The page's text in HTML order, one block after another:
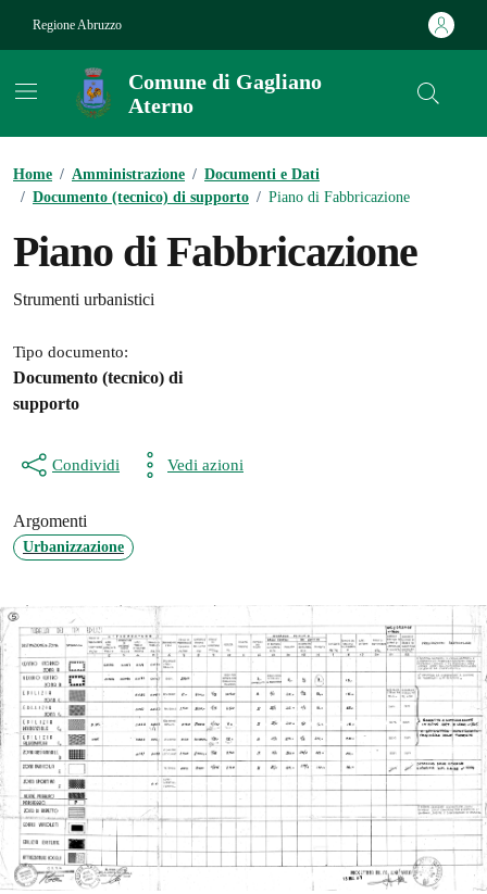
Regione Abruzzo
Comune di Gagliano
Aterno
Home / Amministrazione / Documenti e Dati
/ Documento (tecnico) di supporto / Piano di Fabbricazione
Piano di Fabbricazione
Dettagli del documento
Strumenti urbanistici
Tipo documento:
Documento (tecnico) di
supporto
Condividi Vedi azioni
Argomenti
Urbanizzazione